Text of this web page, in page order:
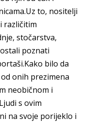
to, nositelji
različitim
stočarstva,
poznati
bilo da
onih prezimena
neobičnom i
s ovim
na svoje porijeklo i